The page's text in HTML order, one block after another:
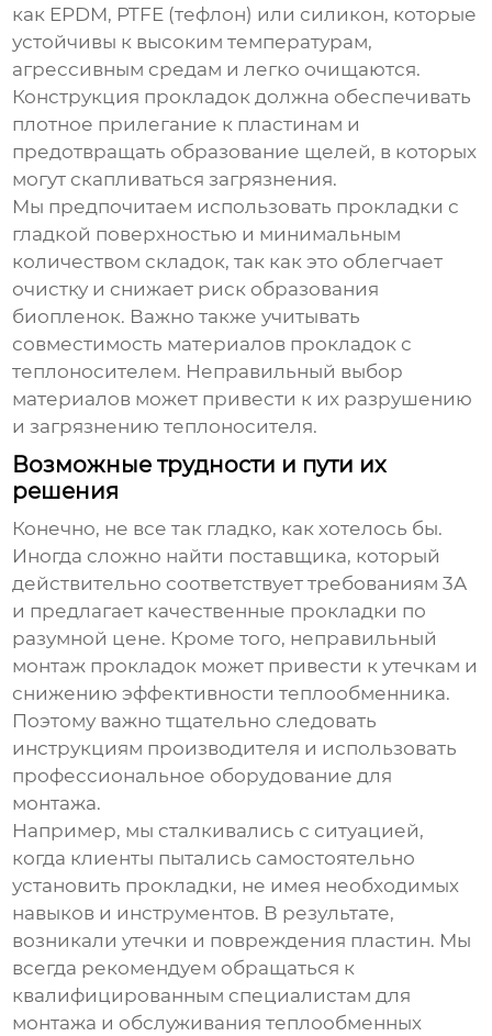
как EPDM, PTFE (тефлон) или силикон, которые
устойчивы к высоким температурам,
агрессивным средам и легко очищаются.
Конструкция прокладок должна обеспечивать
плотное прилегание к пластинам и
предотвращать образование щелей, в которых
могут скапливаться загрязнения.
Мы предпочитаем использовать прокладки с
гладкой поверхностью и минимальным
количеством складок, так как это облегчает
очистку и снижает риск образования
биопленок. Важно также учитывать
совместимость материалов прокладок с
теплоносителем. Неправильный выбор
материалов может привести к их разрушению
и загрязнению теплоносителя.
Возможные трудности и пути их
решения
Конечно, не все так гладко, как хотелось бы.
Иногда сложно найти поставщика, который
действительно соответствует требованиям 3A
и предлагает качественные прокладки по
разумной цене. Кроме того, неправильный
монтаж прокладок может привести к утечкам и
снижению эффективности теплообменника.
Поэтому важно тщательно следовать
инструкциям производителя и использовать
профессиональное оборудование для
монтажа.
Например, мы сталкивались с ситуацией,
когда клиенты пытались самостоятельно
установить прокладки, не имея необходимых
навыков и инструментов. В результате,
возникали утечки и повреждения пластин. Мы
всегда рекомендуем обращаться к
квалифицированным специалистам для
монтажа и обслуживания теплообменных